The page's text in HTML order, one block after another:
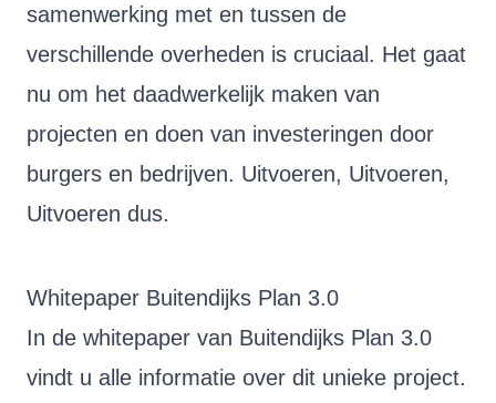
samenwerking met en tussen de
verschillende overheden is cruciaal. Het gaat
nu om het daadwerkelijk maken van
projecten en doen van investeringen door
burgers en bedrijven. Uitvoeren, Uitvoeren,
Uitvoeren dus.
Whitepaper Buitendijks Plan 3.0
In de whitepaper van Buitendijks Plan 3.0
vindt u alle informatie over dit unieke project.